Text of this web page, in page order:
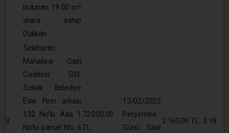
bulunan 19.00 m²
alana sahip
Dükkân
3
Selahattin
Mahallesi Gazi
Caddesi 503.
Sokak Belediye
Eski Fırın arkası
132 No’lu Ada 1
No’lu parsel No: 6
72.000,00
TL
13/02/2025
Perşembe
Günü Saat
2.160,00 TL 3 Yıl